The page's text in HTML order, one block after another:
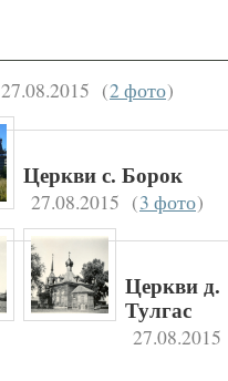
27.08.2015 (2 фото)
Церкви с. Борок
27.08.2015 (3 фото)
Церкви д.
Тулгас
27.08.2015